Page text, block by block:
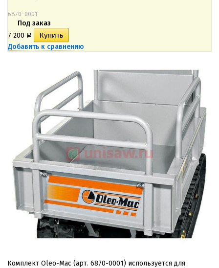
6870-0001
Под заказ
7 200 Р
Добавить к сравнению
Комплект Oleo-Mac (арт. 6870-0001) используется для